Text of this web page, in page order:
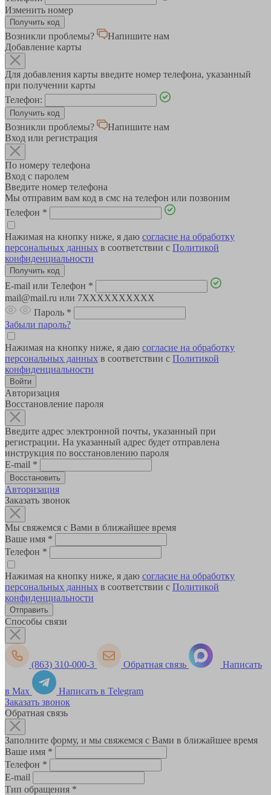
Изменить номер
Возникли проблемы?
Напишите нам
Добавление карты
Для добавления карты введите номер телефона, указанный
при получении карты
Телефон:
Возникли проблемы?
Напишите нам
Вход или регистрация
По номеру телефона
Вход с паролем
Введите номер телефона
Мы отправим вам код в смс на телефон или позвоним
Телефон *
Нажимая на кнопку ниже, я даю согласие на обработку
персональных данных в соответствии с Политикой
конфиденциальности
E-mail или Телефон *
mail@mail.ru или 7XXXXXXXXXX
Пароль *
Забыли пароль?
Нажимая на кнопку ниже, я даю согласие на обработку
персональных данных в соответствии с Политикой
конфиденциальности
Авторизация
Восстановление пароля
Введите адрес электронной почты, указанный при
регистрации. На указанный адрес будет отправлена
инструкция по восстановлению пароля
E-mail *
Авторизация
Заказать звонок
Мы свяжемся с Вами в ближайшее время
Ваше имя *
Телефон *
Нажимая на кнопку ниже, я даю согласие на обработку
персональных данных в соответствии с Политикой
конфиденциальности
Способы связи
(863) 310-000-3 Обратная связь Написать
в Max
Написать в Telegram
Заказать звонок
Обратная связь
Заполните форму, и мы свяжемся с Вами в ближайшее время
Ваше имя *
Телефон *
E-mail
Тип обращения *